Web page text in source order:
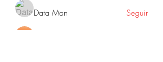
Data Man Seguir